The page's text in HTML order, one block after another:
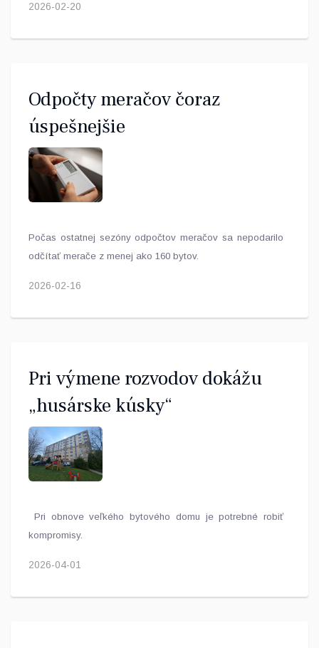
2026-02-20
Odpočty meračov čoraz
úspešnejšie
Počas ostatnej sezóny odpočtov meračov sa nepodarilo
odčítať merače z menej ako 160 bytov.
2026-02-16
Pri výmene rozvodov dokážu
„husárske kúsky“
Pri obnove veľkého bytového domu je potrebné robiť
kompromisy.
2026-04-01